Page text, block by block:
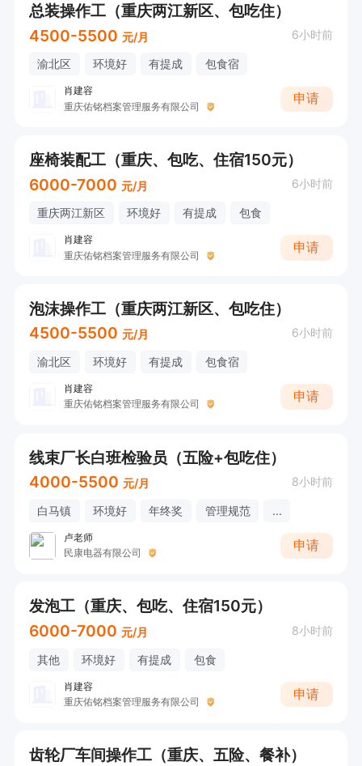
总装操作工（重庆两江新区、包吃住）
4500-5500 元/月 6小时前
渝北区 环境好 有提成 包食宿
肖建容
重庆佑铭档案管理服务有限公司
申请
座椅装配工（重庆、包吃、住宿150元）
6000-7000 元/月 6小时前
重庆两江新区 环境好 有提成 包食
肖建容
重庆佑铭档案管理服务有限公司
申请
泡沫操作工（重庆两江新区、包吃住）
4500-5500 元/月 6小时前
渝北区 环境好 有提成 包食宿
肖建容
重庆佑铭档案管理服务有限公司
申请
线束厂长白班检验员（五险+包吃住）
4000-5500 元/月 8小时前
白马镇 环境好 年终奖 管理规范 ...
卢老师
民康电器有限公司
申请
发泡工（重庆、包吃、住宿150元）
6000-7000 元/月 8小时前
其他 环境好 有提成 包食
肖建容
重庆佑铭档案管理服务有限公司
申请
齿轮厂车间操作工（重庆、五险、餐补）